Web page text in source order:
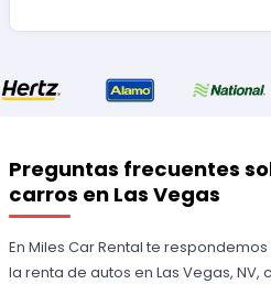
Preguntas frecuentes
carros en Las Vegas
En Miles Car Rental te
la renta de autos en Las Vegas,